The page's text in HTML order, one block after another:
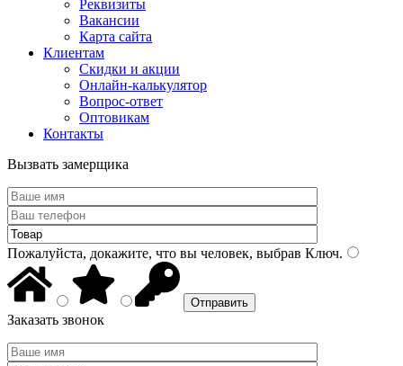
Реквизиты
Вакансии
Карта сайта
Клиентам
Скидки и акции
Онлайн-калькулятор
Вопрос-ответ
Оптовикам
Контакты
Вызвать замерщика
Пожалуйста, докажите, что вы человек, выбрав Ключ.
Заказать звонок